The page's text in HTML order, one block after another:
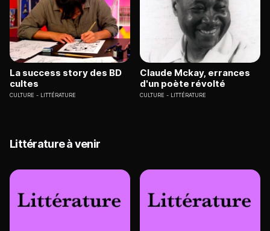
La success story des BD
cultes
CULTURE LITTÉRATURE
Claude Mckay, errances
d'un poète révolté
CULTURE LITTÉRATURE
Littérature à venir